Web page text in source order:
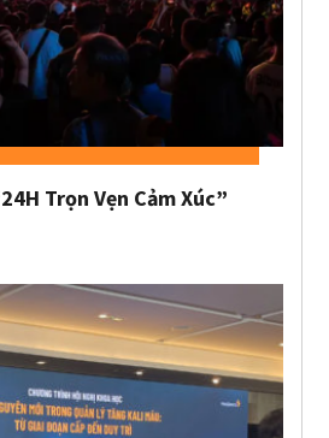
Trọn Vẹn Cảm Xúc”